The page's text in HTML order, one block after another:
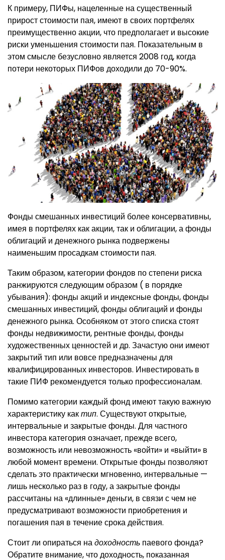
К примеру, ПИФы, нацеленные на существенный
прирост стоимости пая, имеют в своих портфелях
преимущественно акции, что предполагает и высокие
риски уменьшения стоимости пая. Показательным в
этом смысле безусловно является 2008 год, когда
потери некоторых ПИФов доходили до 70-90%.
Фонды смешанных инвестиций более консервативны,
имея в портфелях как акции, так и облигации, а фонды
облигаций и денежного рынка подвержены
наименьшим просадкам стоимости пая.
Таким образом, категории фондов по степени риска
ранжируются следующим образом ( в порядке
убывания): фонды акций и индексные фонды, фонды
смешанных инвестиций, фонды облигаций и фонды
денежного рынка. Особняком от этого списка стоят
фонды недвижимости, рентные фонды, фонды
художественных ценностей и др. Зачастую они имеют
закрытий тип или вовсе предназначены для
квалифицированных инвесторов. Инвестировать в
такие ПИФ рекомендуется только профессионалам.
Помимо категории каждый фонд имеют такую важную
характеристику кактип. Существуют открытые,
интервальные и закрытые фонды. Для частного
инвестора категория означает, прежде всего,
возможность или невозможность «войти» и «выйти» в
любой момент времени. Открытые фонды позволяют
сделать это практически мгновенно, интервальные —
лишь несколько раз в году, а закрытые фонды
рассчитаны на «длинные» деньги, в связи с чем не
предусматривают возможности приобретения и
погашения пая в течение срока действия.
Стоит ли опираться надоходность паевого фонда?
Обратите внимание, что доходность, показанная